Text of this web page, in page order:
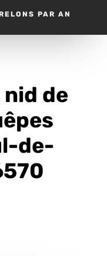
PAR AN
de
de-